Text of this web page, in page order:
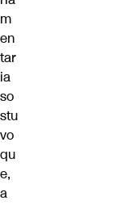
m
en
tar
ia
so
stu
vo
qu
e,
a